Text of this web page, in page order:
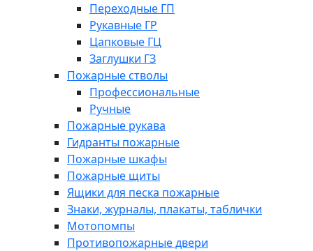
Переходные ГП
Рукавные ГР
Цапковые ГЦ
Заглушки ГЗ
Пожарные стволы
Профессиональные
Ручные
Пожарные рукава
Гидранты пожарные
Пожарные шкафы
Пожарные щиты
Ящики для песка пожарные
Знаки, журналы, плакаты, таблички
Мотопомпы
Противопожарные двери